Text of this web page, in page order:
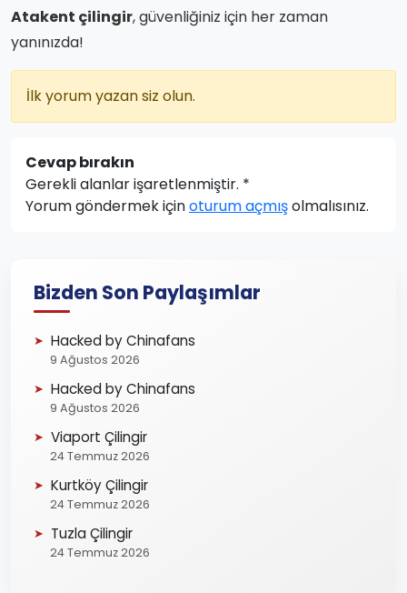
Atakent çilingir, güvenliğiniz için her zaman
yanınızda!
İlk yorum yazan siz olun.
Cevap bırakın
Gerekli alanlar işaretlenmiştir. *
Yorum göndermek içinoturum açmışolmalısınız.
Bizden Son Paylaşımlar
Hacked by Chinafans
9 Ağustos 2026
Hacked by Chinafans
9 Ağustos 2026
Viaport Çilingir
24 Temmuz 2026
Kurtköy Çilingir
24 Temmuz 2026
Tuzla Çilingir
24 Temmuz 2026